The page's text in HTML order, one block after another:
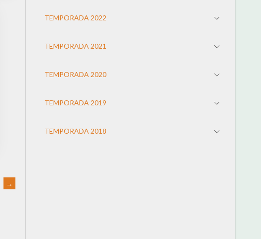
→
TEMPORADA 2022
TEMPORADA 2021
TEMPORADA 2020
TEMPORADA 2019
TEMPORADA 2018